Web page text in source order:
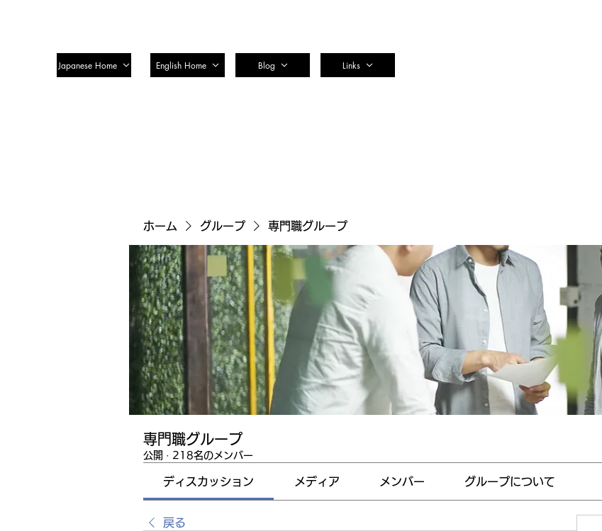
Japanese Home English Home Blog Links
ホーム グループ 専門職グループ
専門職グループ
公開 · 218名のメンバー
ディスカッション メディア メンバー グループについて
戻る